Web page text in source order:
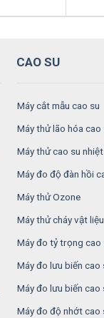
CAO SU
Máy cắt mẫu cao su
Máy thử lão hóa cao
Máy thử cao su
Máy đo độ đàn hồi
Máy thử Ozone
Máy thử cháy vật liệu
Máy đo tỷ trọng cao
Máy đo lưu biến cao
Máy đo lưu biến cao
Máy đo độ nhớt cao